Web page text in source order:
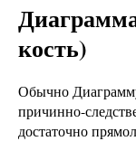
кость)
Обычно
причинно-
достаточно